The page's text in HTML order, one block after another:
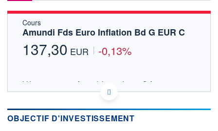
Cours
Amundi Fds Euro Inflation Bd G EUR C
137,30 EUR -0,13%
LU0201576666 - Amundi Luxembourg S.A.
OPCVM DERNIER COURS CONNU AU 05/08/2026
OBJECTIF D'INVESTISSEMENT